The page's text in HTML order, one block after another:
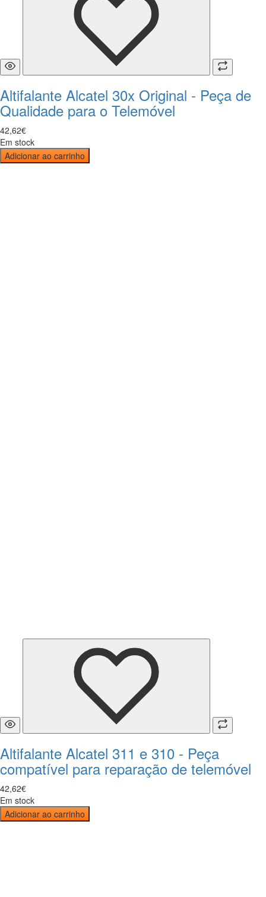
Altifalante Alcatel 30x Original - Peça de
Qualidade para o Telemóvel
42,62€
Em stock
Adicionar ao carrinho
Altifalante Alcatel 311 e 310 - Peça
compatível para reparação de telemóvel
42,62€
Em stock
Adicionar ao carrinho